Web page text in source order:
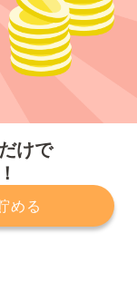
けで
める
営会社